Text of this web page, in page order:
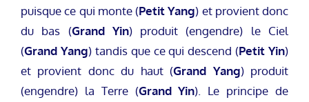
puisque ce qui monte (Petit Yang) et provient donc
du bas (Grand Yin) produit (engendre) le Ciel
(Grand Yang) tandis que ce qui descend (Petit Yin)
et provient donc du haut (Grand Yang) produit
(engendre) la Terre (Grand Yin). Le principe de